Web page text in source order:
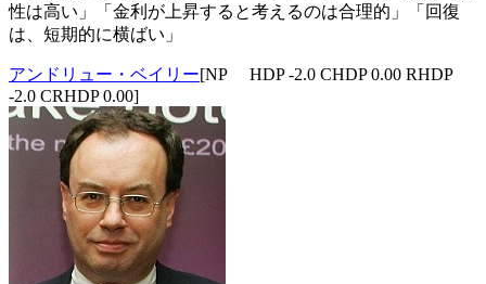
性は高い」「金利が上昇すると考えるのは合理的」「回復
は、短期的に横ばい」
アンドリュー・ベイリー[NP HDP -2.0 CHDP 0.00 RHDP
-2.0 CRHDP 0.00]